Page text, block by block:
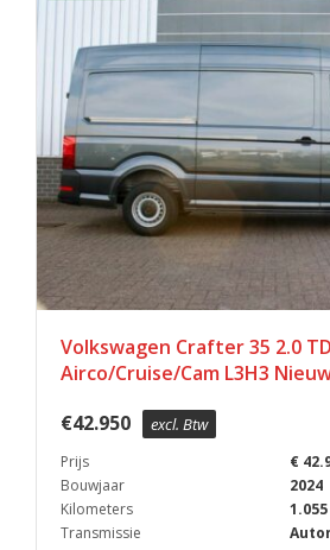
Volkswagen Crafter 35 2.0
Airco/Cruise/Cam L3H3
€42.950 excl. Btw
Prijs
€
Bouwjaar
2024
Kilometers
Transmissie